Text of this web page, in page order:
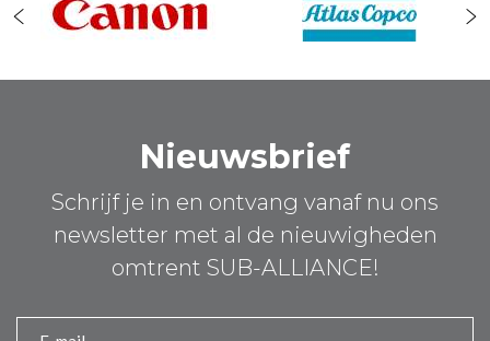
Nieuwsbrief
Schrijf je in en ontvang vanaf nu ons
newsletter met al de nieuwigheden
omtrent SUB-ALLIANCE!